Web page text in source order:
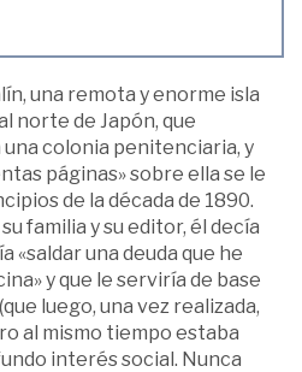
una remota y enorme isla
norte de Japón, que
colonia penitenciaria, y
páginas» sobre ella se le
de la década de 1890.
familia y su editor, él decía
«saldar una deuda que he
y que le serviría de base
luego, una vez realizada,
al mismo tiempo estaba
interés social. Nunca